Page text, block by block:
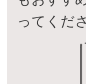
ってくだ